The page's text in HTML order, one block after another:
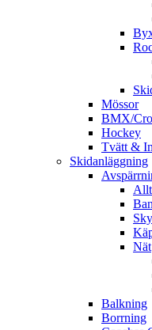
Mössor
BMX/
Hockey
Tvätt &
Skidanläggning
Nät
Balkning
Borrning